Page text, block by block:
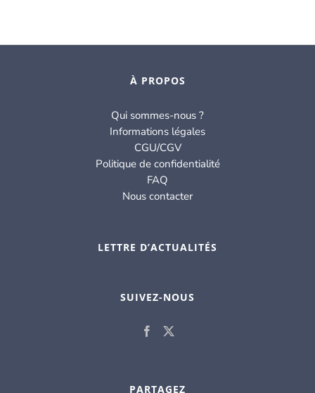
À PROPOS
Qui sommes-nous ?
Informations légales
CGU/CGV
Politique de confidentialité
FAQ
Nous contacter
LETTRE D’ACTUALITÉS
SUIVEZ-NOUS
PARTAGEZ